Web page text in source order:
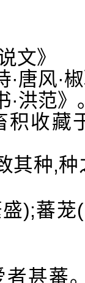
文》
唐风·
洪范》
积收
其种,
);蕃
者甚